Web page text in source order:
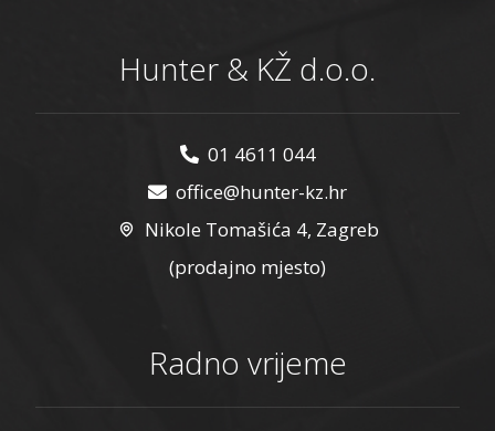
Hunter & KŽ d.o.o.
01 4611 044
office@hunter-kz.hr
Nikole Tomašića 4, Zagreb
(prodajno mjesto)
Radno vrijeme